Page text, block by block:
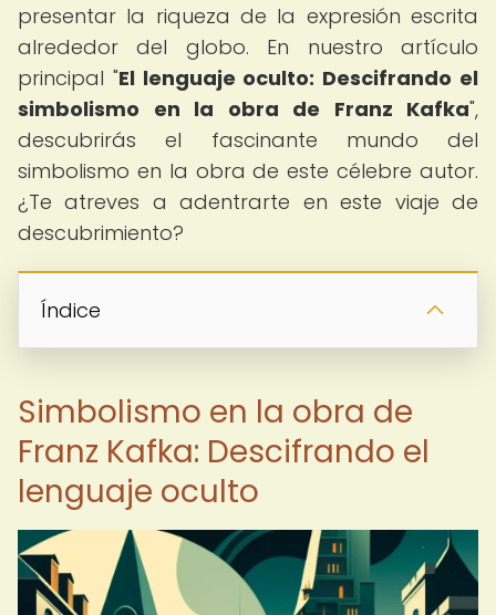
presentar la riqueza de la expresión escrita
alrededor del globo. En nuestro artículo
principal "El lenguaje oculto: Descifrando el
simbolismo en la obra de Franz Kafka",
descubrirás el fascinante mundo del
simbolismo en la obra de este célebre autor.
¿Te atreves a adentrarte en este viaje de
descubrimiento?
Índice
Simbolismo en la obra de
Franz Kafka: Descifrando el
lenguaje oculto